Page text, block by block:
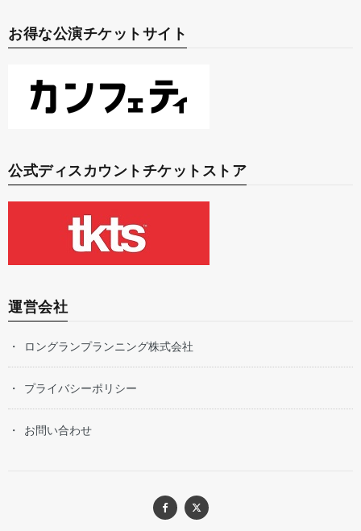
お得な公演チケットサイト
公式ディスカウントチケットストア
運営会社
ロングランプランニング株式会社
プライバシーポリシー
お問い合わせ